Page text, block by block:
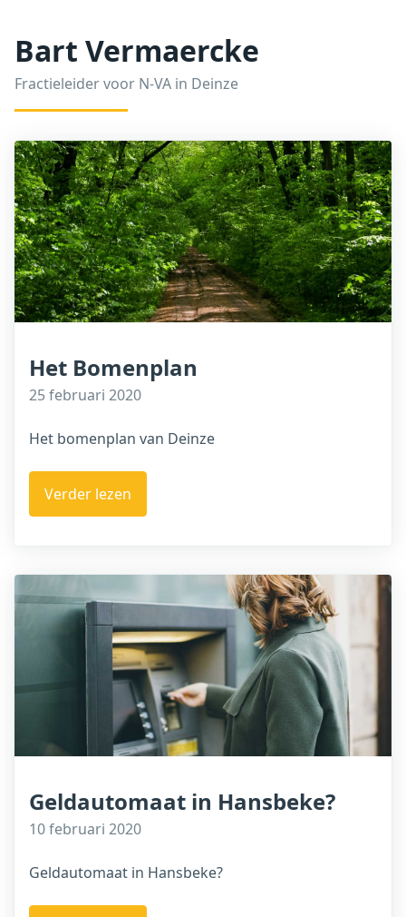
Bart Vermaercke
Fractieleider voor N-VA in Deinze
Het Bomenplan
25 februari 2020
Het bomenplan van Deinze
Verder lezen
Geldautomaat in Hansbeke?
10 februari 2020
Geldautomaat in Hansbeke?